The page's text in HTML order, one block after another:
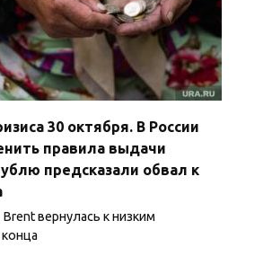
30 октября. В России
правила выдачи
предсказали обвал к
вернулась к низким